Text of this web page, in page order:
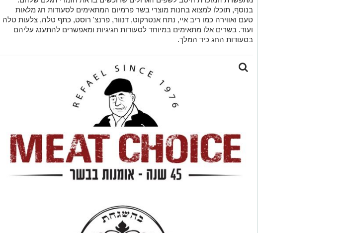
בנוסף, תוכלו למצוא בחנות מוצרי בשר פרמיום המתאימים לסעודות חג מלאות
טעם ואווירה כמו ריב איי, נתח אנטרקוט, דנוור, פרנצ' רוסט, כתף טלה, צלעות טלה
ועוד. בשרים אלו מתאימים במיוחד לסעודות חגיגיות ומאפשרים להתענג עליהם
בסעודות החג כיד המלך.